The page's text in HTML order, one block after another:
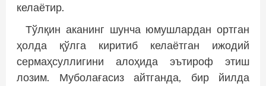
келаётир.
Тўлқин аканинг шунча юмушлардан ортган
ҳолда қўлга киритиб келаётган ижодий
сермаҳсуллигини алоҳида эътироф этиш
лозим. Муболағасиз айтганда, бир йилда